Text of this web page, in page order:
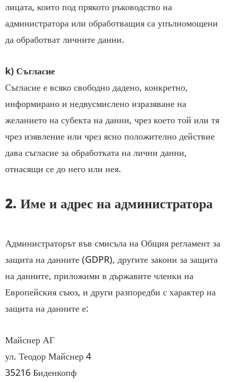
лицата, които под прякото ръководство на
администратора или обработващия са упълномощени
да обработват личните данни.
k) Съгласие
Съгласие е всяко свободно дадено, конкретно,
информирано и недвусмислено изразяване на
желанието на субекта на данни, чрез което той или тя
чрез изявление или чрез ясно положително действие
дава съгласие за обработката на лични данни,
отнасящи се до него или нея.
2. Име и адрес на администратора
Администраторът във смисъла на Общия регламент за
защита на данните (GDPR), другите закони за защита
на данните, приложими в държавите членки на
Европейския съюз, и други разпоредби с характер на
защита на данните е:
Майснер АГ
ул. Теодор Майснер 4
35216 Биденкопф